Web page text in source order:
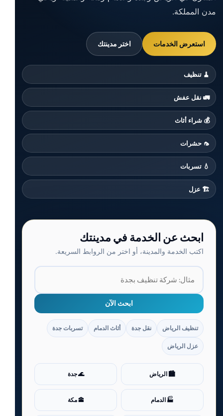
مدن المملكة.
استعرض الخدمات اختر مدينتك
🧹 تنظيف
🚛 نقل عفش
💰 شراء أثاث
🦟 حشرات
💧 تسربات
🏗️ عزل
ابحث عن الخدمة في مدينتك
اكتب الخدمة والمدينة، أو اختر من الروابط السريعة.
ابحث الآن
تنظيف الرياض نقل جدة أثاث الدمام تسربات جدة
عزل الرياض
🏙️ الرياض 🌊 جدة
🏭 الدمام 🕋 مكة